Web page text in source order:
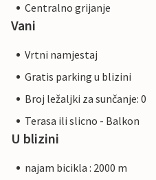
Centralno grijanje
Vani
Vrtni namjestaj
Gratis parking u blizini
Broj ležaljki za sunčanje: 0
Terasa ili slicno - Balkon
U blizini
najam bicikla : 2000 m